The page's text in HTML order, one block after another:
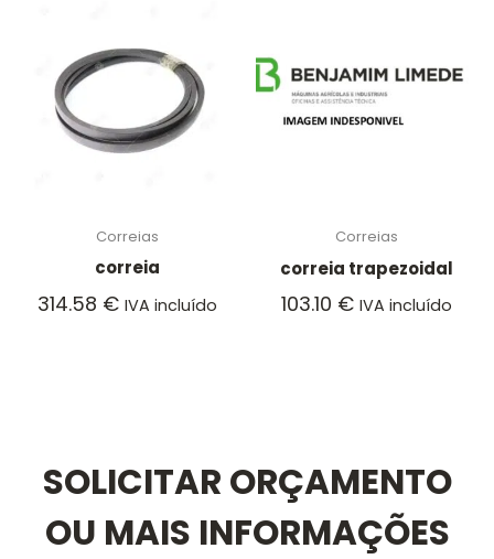
Correias
correia
314.58 € IVA incluído
Correias
correia trapezoidal
103.10 € IVA incluído
SOLICITAR ORÇAMENTO
OU MAIS INFORMAÇÕES